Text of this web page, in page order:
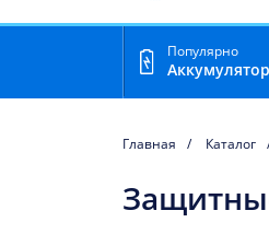
Популярно
Главная Каталог